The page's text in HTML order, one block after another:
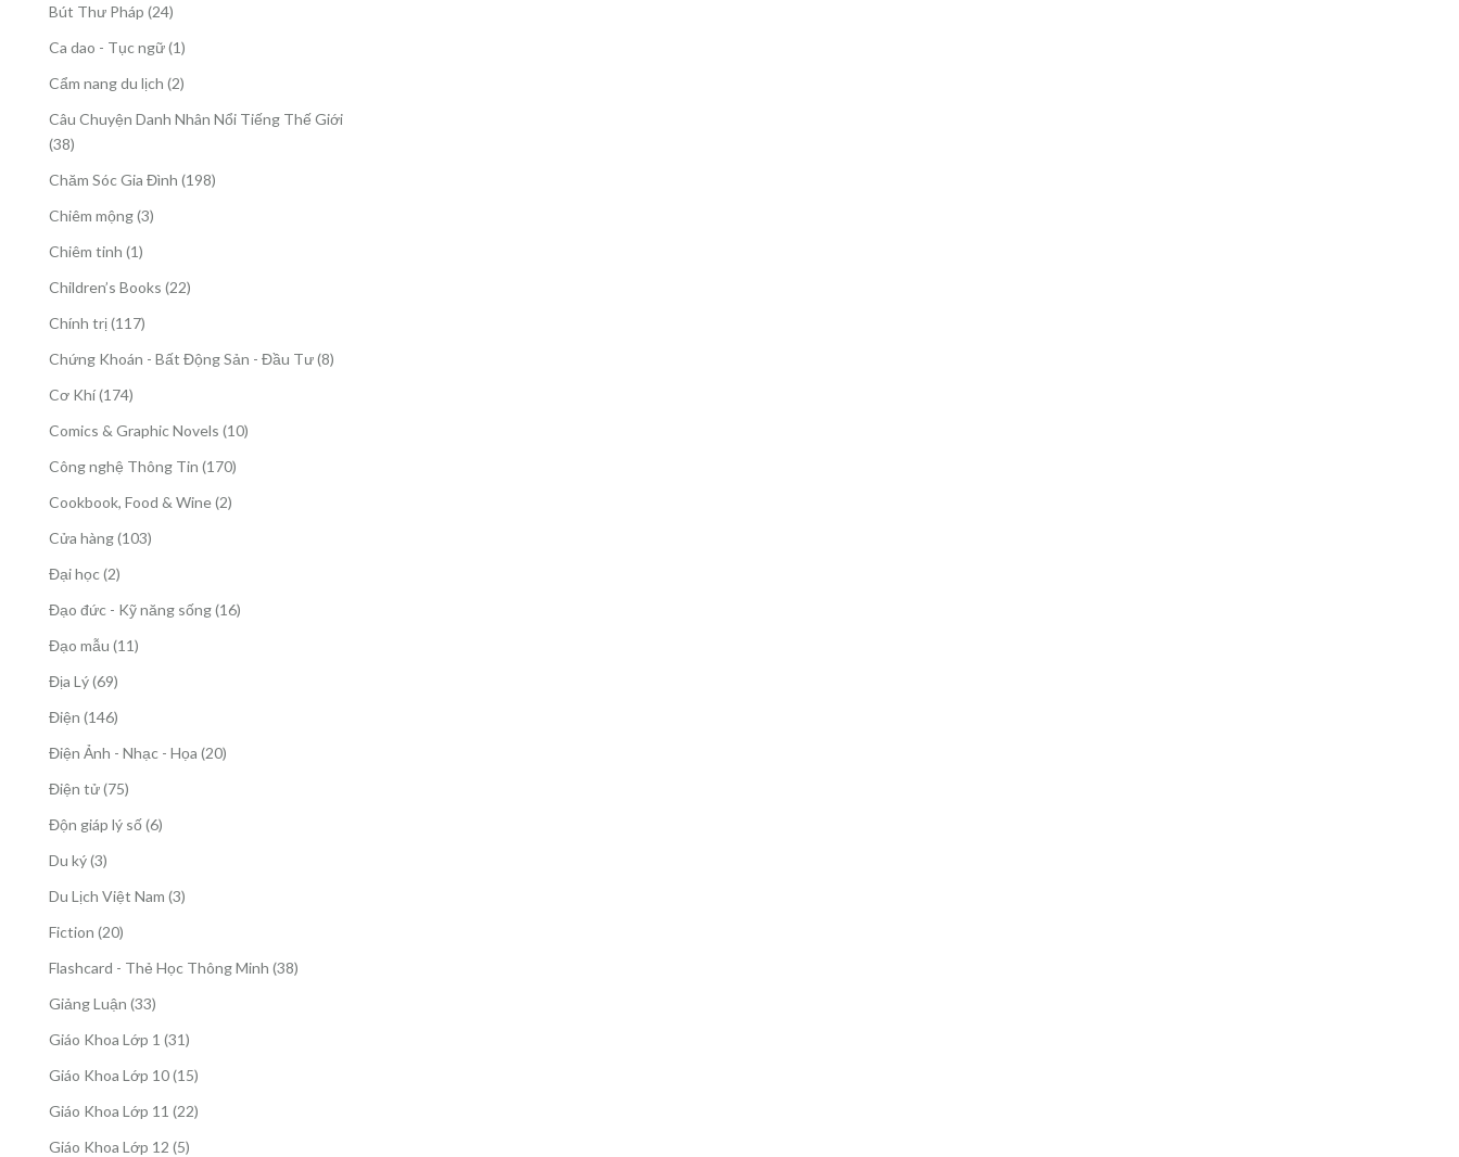
phẩm
Bút Thư Pháp 2424
phẩm
Ca dao - Tục ngữ 11
phẩm
Cẩm nang du lịch 22
Câu Chuyện Danh Nhân Nổi Tiếng Thế Giới
3838
Chăm Sóc Gia Đình 198198
Chiêm mộng 33
Chiêm tinh 11
phẩm
Children’s Books 2222
Chính trị 117117
Chứng Khoán - Bất Động Sản - Đầu Tư 88
Cơ Khí 174174
phẩm
Comics & Graphic Novels 1010
Công nghệ Thông Tin 170170
Cookbook, Food & Wine 22
Cửa hàng 103103
Đại học 22
phẩm
Đạo đức - Kỹ năng sống 1616
Đạo mẫu 1111
Địa Lý 6969
phẩm
Điện 146146
phẩm
Điện Ảnh - Nhạc - Họa 2020
Điện tử 7575
phẩm
Độn giáp lý số 66
Du ký 33
phẩm
Du Lịch Việt Nam 33
Fiction 2020
Flashcard - Thẻ Học Thông Minh 3838
Giảng Luận 3333
phẩm
Giáo Khoa Lớp 1 3131
phẩm
Giáo Khoa Lớp 10 1515
phẩm
Giáo Khoa Lớp 11 2222
Giáo Khoa Lớp 12 55